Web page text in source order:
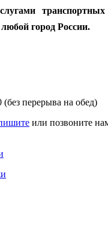
город России.
перерыва на обед)
или позвоните